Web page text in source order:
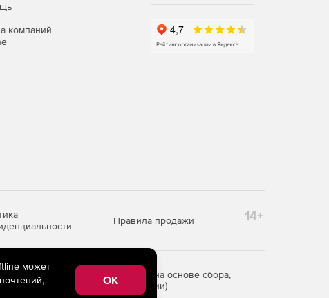
компаний
Правила продажи 14+
предоставления информации на основе сбора,
Российской Федерации)
может
OK